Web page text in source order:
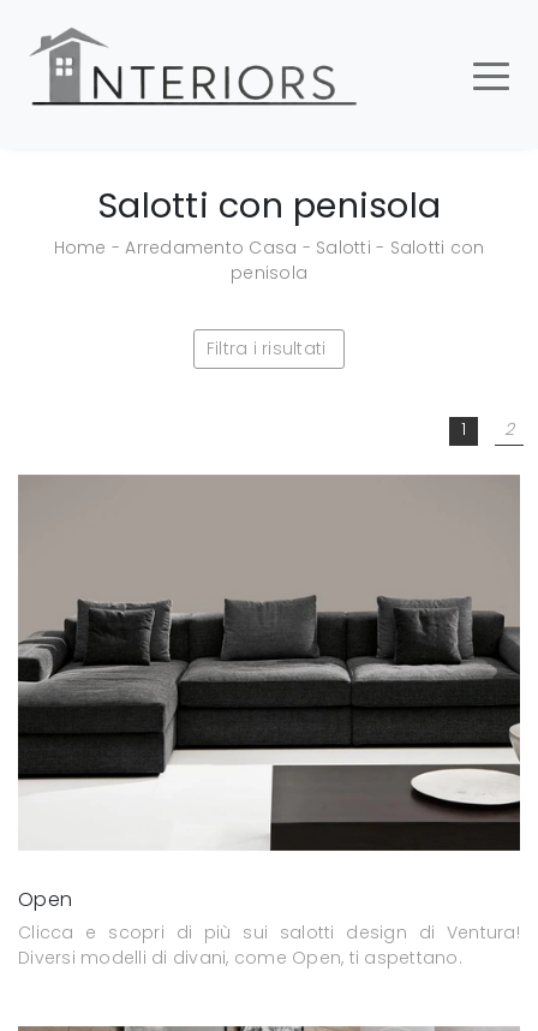
Salotti con penisola
Home -Arredamento Casa - Salotti - Salotti con
penisola
Filtra i risultati
1 2
Open
Clicca e scopri di più sui salotti design di Ventura!
Diversi modelli di divani, come Open, ti aspettano.